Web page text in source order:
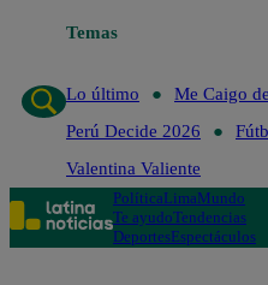
Temas
Lo último
Me Caigo
Perú Decide 2026
Valentina Valiente
PolíticaLimaMundo
Te ayudoTendencias
DeportesEspectáculos